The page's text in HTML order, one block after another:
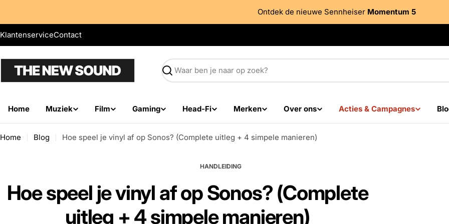
tekst
Ontdek de nieuwe Sennheiser Momentum 5
KlantenserviceContact
Zoek
Home Muziek Film Gaming Head-Fi Merken Over ons Acties & Campagnes
Home Blog Hoe speel je vinyl af op Sonos? (Complete uitleg + 4 simpele manieren)
HANDLEIDING
Hoe speel je vinyl af op Sonos? (Complete
uitleg + 4 simpele manieren)